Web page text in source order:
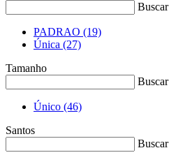
Buscar
PADRAO (19)
Única (27)
Tamanho
Buscar
Único (46)
Santos
Buscar